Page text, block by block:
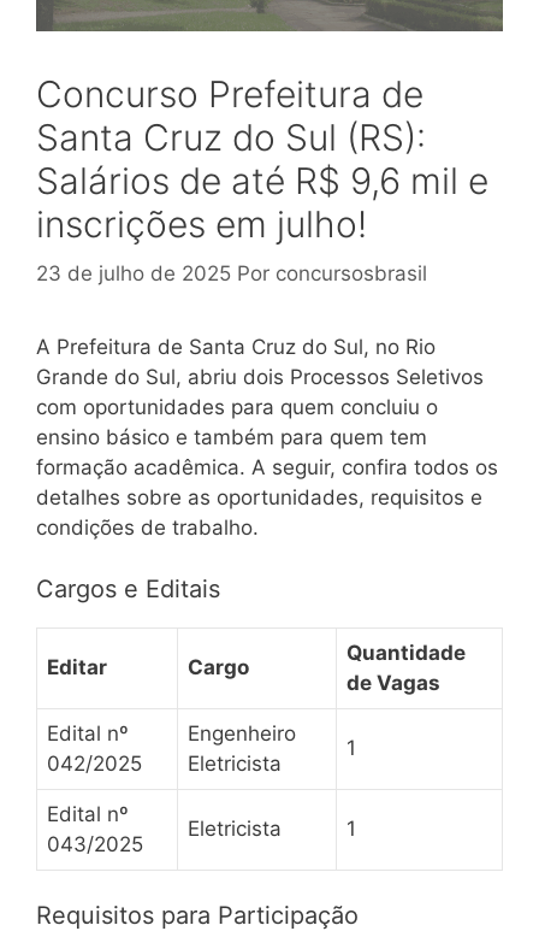
Concurso Prefeitura de
Santa Cruz do Sul (RS):
Salários de até R$ 9,6 mil e
inscrições em julho!
23 de julho de 2025 Por concursosbrasil
A Prefeitura de Santa Cruz do Sul, no Rio
Grande do Sul, abriu dois Processos Seletivos
com oportunidades para quem concluiu o
ensino básico e também para quem tem
formação acadêmica. A seguir, confira todos os
detalhes sobre as oportunidades, requisitos e
condições de trabalho.
Cargos e Editais
Editar Cargo
Quantidade
de Vagas
Edital nº
042/2025
Engenheiro
Eletricista
1
Edital nº
043/2025
Eletricista 1
Requisitos para Participação